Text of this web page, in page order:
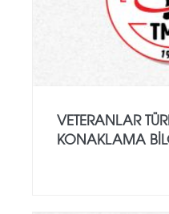
VETERANLAR
KONAKLAMA